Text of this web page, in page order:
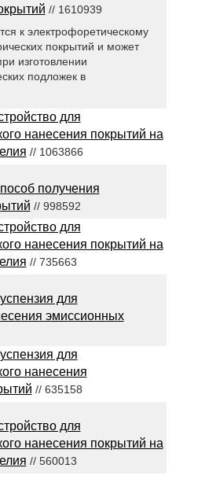
// 1610939
к электрофоретическому
покрытий и может
изготовлении
подложек в
для
нанесения покрытий на
// 1063866
получения
// 998592
для
нанесения покрытий на
// 735663
для
эмиссионных
для
нанесения
// 635158
для
нанесения покрытий на
// 560013